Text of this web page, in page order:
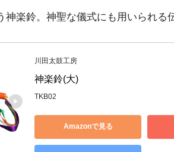
神楽鈴。神聖な儀式にも用いられる
川田太鼓工房
神楽鈴(大)
TKB02
Amazonで見る